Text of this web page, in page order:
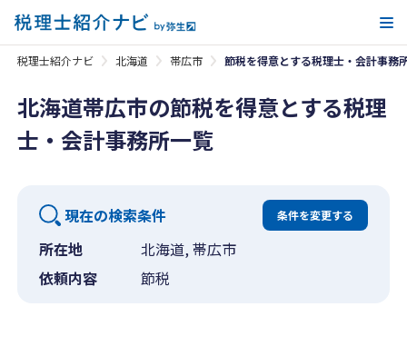
税理士紹介ナビ 北海道 帯広市 節税を得意とする税理士・会計事務
北海道帯広市の節税を得意とする税理
士・会計事務所一覧
現在の検索条件 条件を変更する
所在地
北海道, 帯広市
依頼内容
節税